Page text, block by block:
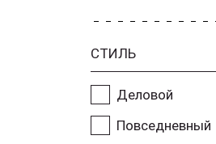
СТИЛЬ
Деловой
Повседневный